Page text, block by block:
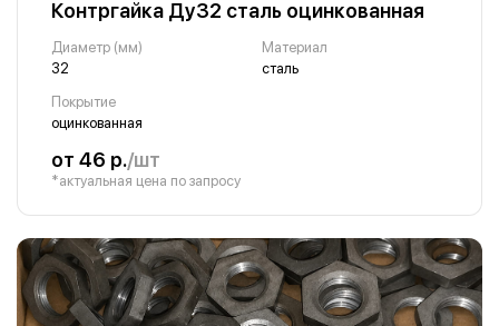
Контргайка Ду32 сталь оцинкованная
Диаметр (мм)
32
Материал
сталь
Покрытие
оцинкованная
от 46 р./шт
*актуальная цена по запросу